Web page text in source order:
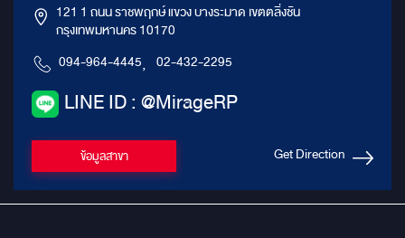
121 1 ถนน ราชพฤกษ์ แขวง บางระมาด เขตตลิ่งชัน
กรุงเทพมหานคร 10170
094-964-4445, 02-432-2295
LINE ID : @MirageRP
ข้อมูลสาขา Get Direction